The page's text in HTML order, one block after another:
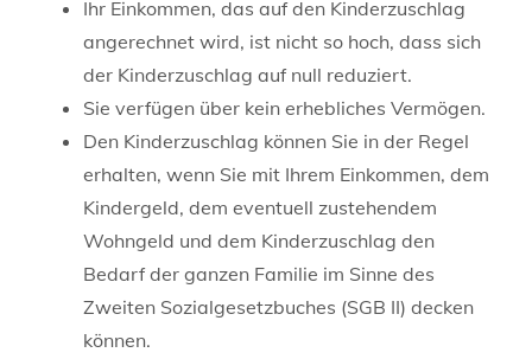
Ihr Einkommen, das auf den Kinderzuschlag
angerechnet wird, ist nicht so hoch, dass sich
der Kinderzuschlag auf null reduziert.
Sie verfügen über kein erhebliches Vermögen.
Den Kinderzuschlag können Sie in der Regel
erhalten, wenn Sie mit Ihrem Einkommen, dem
Kindergeld, dem eventuell zustehendem
Wohngeld und dem Kinderzuschlag den
Bedarf der ganzen Familie im Sinne des
Zweiten Sozialgesetzbuches (SGB II) decken
können.